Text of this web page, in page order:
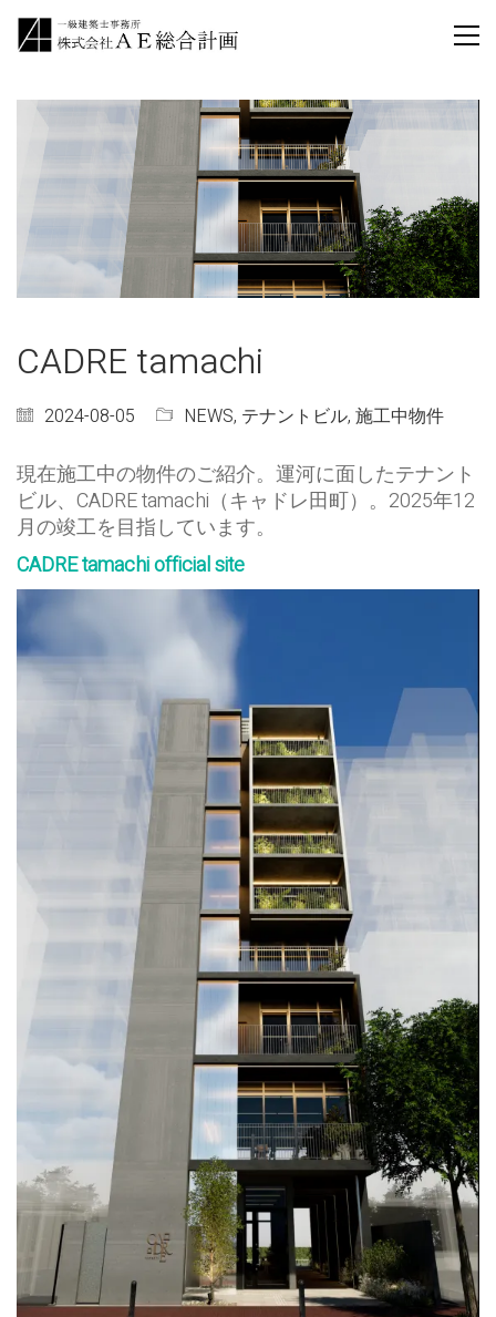
CADRE tamachi
2024-08-05 NEWS, テナントビル, 施工中物件
現在施工中の物件のご紹介。運河に面したテナント
ビル、CADRE tamachi（キャドレ田町）。2025年12
月の竣工を目指しています。
CADRE tamachi official site